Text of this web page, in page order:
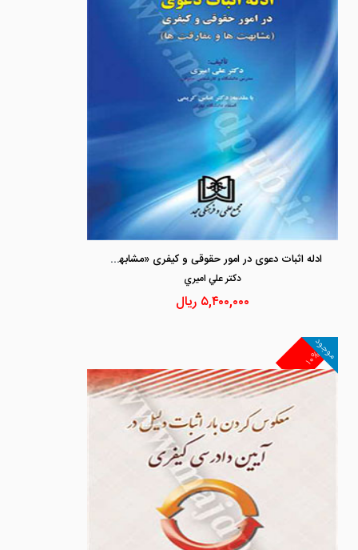
ادله اثبات دعوی در امور حقوقی و کیفری «مشابهت ها و مفارقت ها »
دكتر علي اميري
۵,۴۰۰,۰۰۰ ریال
۱۰%
موجود